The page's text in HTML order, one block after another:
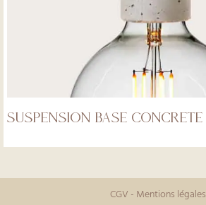
Suspension base concrete
CGV - Mentions légales